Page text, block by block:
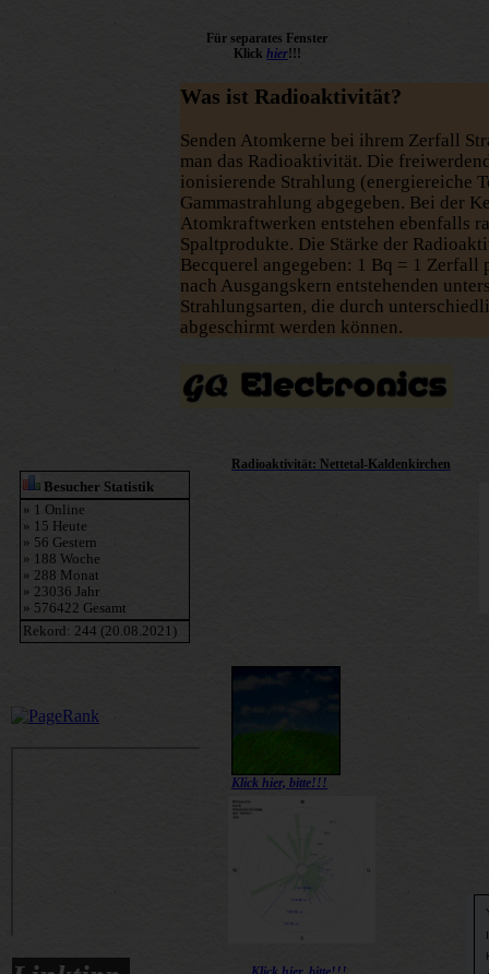
Für separates Fenster
Klick hier!!!
Was ist Radioaktivität?
Senden Atomkerne bei ihrem Zerfall
man das Radioaktivität. Die
ionisierende Strahlung (energiereiche
Gammastrahlung abgegeben. Bei der
Atomkraftwerken entstehen ebenfalls
Spaltprodukte. Die Stärke der
Becquerel angegeben: 1 Bq = 1 Zerfall
nach Ausgangskern entstehenden
Strahlungsarten, die durch
abgeschirmt werden können.
Radioaktivität: Nettetal-Kaldenkirchen
Klick hier, bitte!!!